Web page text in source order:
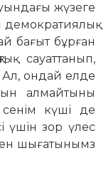
жүзеге
демократиялық
бағыт бұрған
сауаттанып,
ондай елде
алмайтыны
сенім күші де
үшін зор үлес
шығатынымз